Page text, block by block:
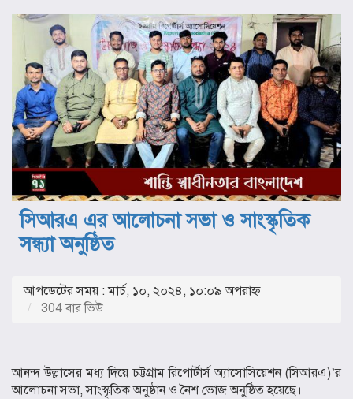
সিআরএ এর আলোচনা সভা ও সাংস্কৃতিক
সন্ধ্যা অনুষ্ঠিত
আপডেটের সময় : মার্চ, ১০, ২০২৪, ১০:০৯ অপরাহ্ণ
304 বার ভিউ
আনন্দ উল্লাসের মধ্য দিয়ে চট্টগ্রাম রিপোর্টার্স অ্যাসোসিয়েশন (সিআরএ)’র
আলোচনা সভা, সাংস্কৃতিক অনুষ্ঠান ও নৈশ ভোজ অনুষ্ঠিত হয়েছে।